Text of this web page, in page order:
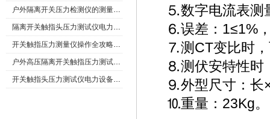
户外隔离开关压力检测仪的测量数据如何与GIS系统对接实现智能化运维？
隔离开关触指头压力测试仪电力系统安全运行的“定海神针”
开关触指压力测量仪操作全攻略：从准备到精准测量的实战指南
户外高压隔离开关触指压力测试仪的作用与价值
开关触指头压力测试仪电力设备安全的“隐形守护者”
⒌数字电流表测
⒍误差：1≤1%
⒎测CT变比时
⒏测伏安特性时
⒐外型尺寸：长
⒑重量：23Kg。